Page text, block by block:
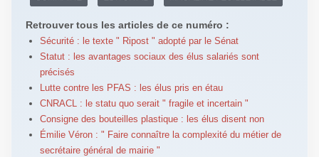
Retrouver tous les articles de ce numéro :
Sécurité : le texte " Ripost " adopté par le Sénat
Statut : les avantages sociaux des élus salariés sont
précisés
Lutte contre les PFAS : les élus pris en étau
CNRACL : le statu quo serait " fragile et incertain "
Consigne des bouteilles plastique : les élus disent non
Émilie Véron : " Faire connaître la complexité du métier de
secrétaire général de mairie "